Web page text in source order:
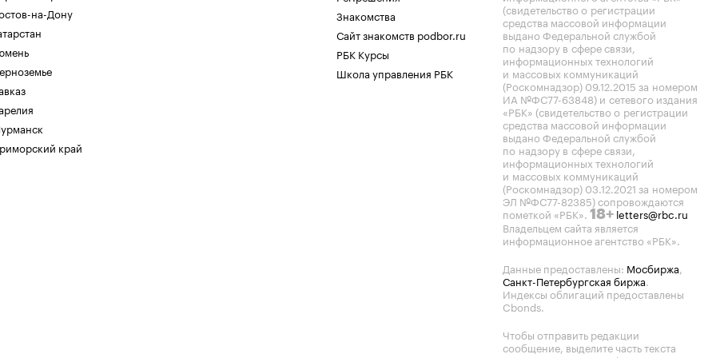
на-Дону
край
Знакомства
Сайт знакомств podbor.ru
РБК Курсы
Школа управления РБК
(свидетельство о регистрации
средства массовой информации
выдано Федеральной службой
по надзору в сфере связи,
информационных технологий
и массовых коммуникаций
(Роскомнадзор) 09.12.2015 за номером
ИА №ФС77-63848) и сетевого издания
«РБК» (свидетельство о регистрации
средства массовой информации
выдано Федеральной службой
по надзору в сфере связи,
информационных технологий
и массовых коммуникаций
(Роскомнадзор) 03.12.2021 за номером
ЭЛ №ФС77-82385) сопровождаются
пометкой «РБК». 18+ letters@rbc.ru
Владельцем сайта является
информационное агентство «РБК».
Данные предоставлены: Мосбиржа,
Санкт-Петербургская биржа.
Индексы облигаций предоставлены
Cbonds.
Чтобы отправить редакции
сообщение, выделите часть текста